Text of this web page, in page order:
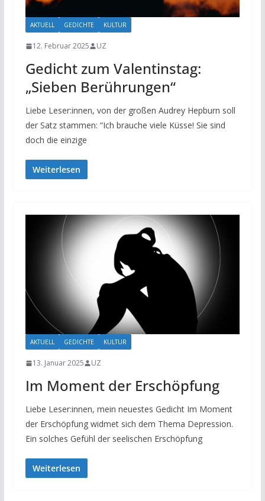
AKTUELL GEDICHTE KULTUR
12. Februar 2025 UZ
Gedicht zum Valentinstag:
„Sieben Berührungen“
Liebe Leser:innen, von der großen Audrey Hepburn soll
der Satz stammen: “Ich brauche viele Küsse! Sie sind
doch die einzige
Weiterlesen
AKTUELL GEDICHTE KULTUR
13. Januar 2025 UZ
Im Moment der Erschöpfung
Liebe Leser:innen, mein neuestes Gedicht Im Moment
der Erschöpfung widmet sich dem Thema Depression.
Ein solches Gefühl der seelischen Erschöpfung
Weiterlesen